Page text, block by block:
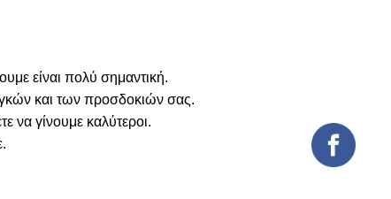
είναι πολύ σημαντική.
και των προσδοκιών σας.
να γίνουμε καλύτεροι.